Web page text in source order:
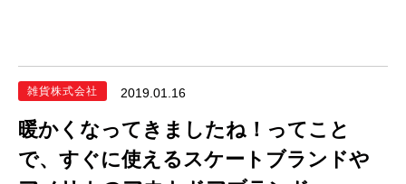
雑貨株式会社 2019.01.16
暖かくなってきましたね！ってこと
で、すぐに使えるスケートブランドや